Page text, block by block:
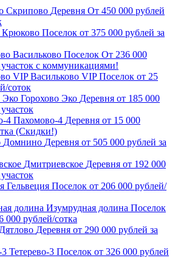
Скрипово Деревня От 450 000 рублей
Крюково Поселок от 375 000 рублей за
Васильково Поселок От 236 000
участок с коммуникациями!
VIP Васильково VIP Поселок от 25
соток
Эко Горохово Эко Деревня от 185 000
4 Пахомово-4 Деревня от 15 000
(Скидки!)
Домнино Деревня от 505 000 рублей за
Дмитриевское Деревня от 192 000
Гельвеция Поселок от 206 000 рублей/
долина Изумрудная долина Поселок
000 рублей/сотка
Дятлово Деревня от 290 000 рублей за
3 Тетерево-3 Поселок от 326 000 рублей